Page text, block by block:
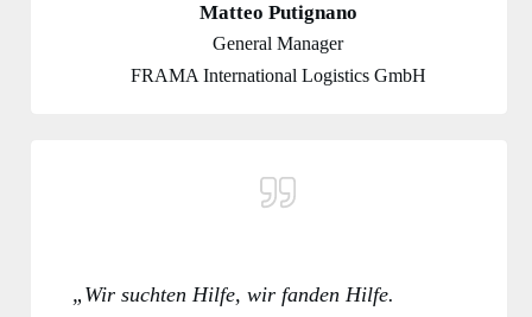
Matteo Putignano
General Manager
FRAMA International Logistics GmbH
„Wir suchten Hilfe, wir fanden Hilfe.